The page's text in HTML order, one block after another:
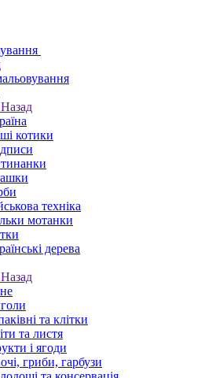
Назад
котики
техніка
мотанки
дерева
Назад
та клітки
та листя
і ягоди
гриби, гарбузи